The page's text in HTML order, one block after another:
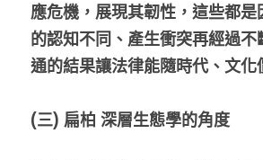
應危機，展現其韌性，這些都是
的認知不同、產生衝突再經過
通的結果讓法律能隨時代、文化
(三) 扁柏 深層生態學的角度